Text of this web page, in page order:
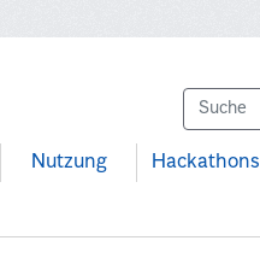
Nutzung Hackathons